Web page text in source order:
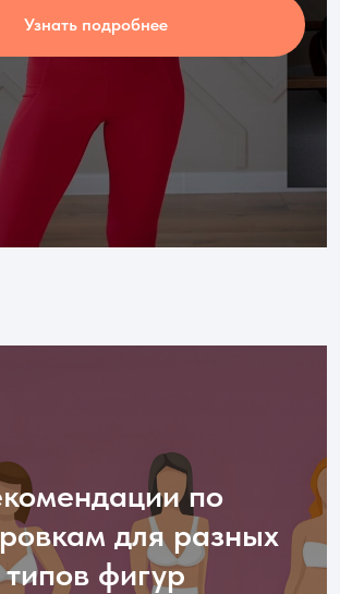
Узнать подробнее
по
для разных
типов фигур